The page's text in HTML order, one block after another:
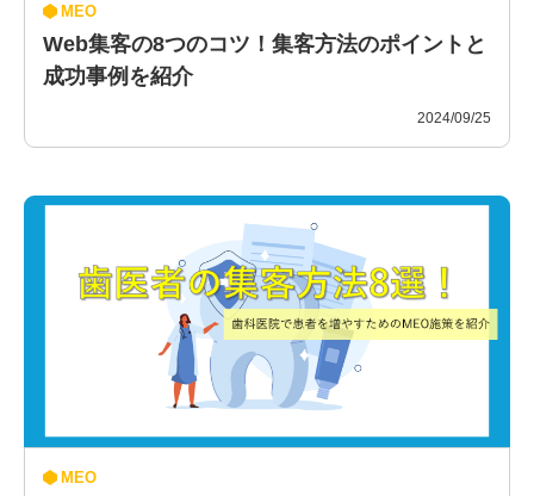
MEO
Web集客の8つのコツ！集客方法のポイントと
成功事例を紹介
2024/09/25
MEO